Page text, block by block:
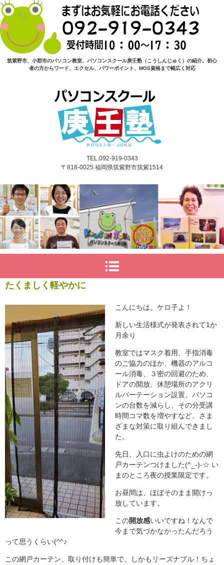
筑紫野市、小郡市のパソコン教室、パソコンスクール庚壬塾（こうしんじゅく）の紹介。初心
者の方からワード、エクセル、パワーポイント、MOS資格まで幅広く対応
TEL.092-919-0343
〒818-0025 福岡県筑紫野市筑紫1514
たくましく軽やかに
こんにちは。ケロ子よ！
新しい生活様式が発表されて1か
月余り
教室ではマスク着用、手指消毒
のご協力のほか、機器のアルコ
ール消毒、３密の回避のため、
ドアの開放、休憩場所のアクリ
ルパーテーション設置、パソコ
ンの台数を減らし、その分受講
時間コマ数を増やすなど、さま
ざまな対策に取り組んできまし
た。
先日、入口に虫よけのための網
戸カーテンつけました(^_-)-☆ い
まのところ夜の授業限定です。
お昼間は、ほぼそのまま開けっ
放しています。
この開放感いいですね！なんで
今まで気づかなかったんだろう
って思うくらい(^^♪
この網戸カーテン、取り付けも簡単で、しかもリーズナブル！ちょ